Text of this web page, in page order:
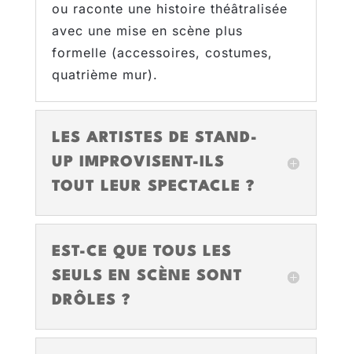
ou raconte une histoire théâtralisée
avec une mise en scène plus
formelle (accessoires, costumes,
quatrième mur).
LES ARTISTES DE STAND-
UP IMPROVISENT-ILS
TOUT LEUR SPECTACLE ?
EST-CE QUE TOUS LES
SEULS EN SCÈNE SONT
DRÔLES ?